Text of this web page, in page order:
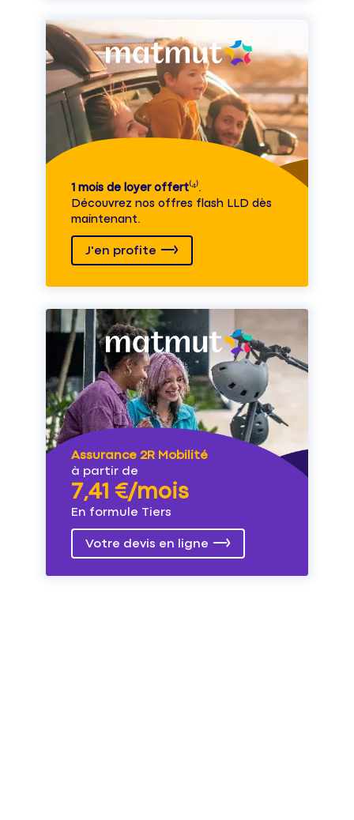
1 mois de loyer offert⁽⁴⁾.
Découvrez nos offres flash LLD dès
maintenant.
J'en profite
Assurance 2R Mobilité
à partir de
7,41 €/mois
En formule Tiers
Votre devis en ligne